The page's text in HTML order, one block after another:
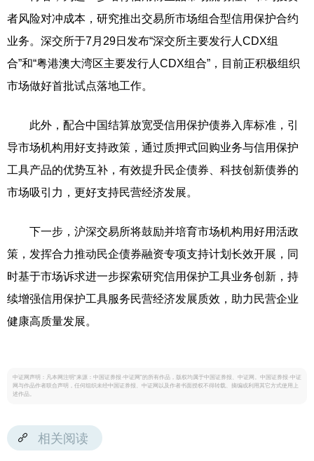
者风险对冲成本，研究推出交易所市场组合型信用保护合约
业务。深交所于7月29日发布“深交所主要发行人CDX组
合”和“粤港澳大湾区主要发行人CDX组合”，目前正积极组织
市场做好首批试点落地工作。
此外，配合中国结算放宽受信用保护债券入库标准，引
导市场机构用好支持政策，通过质押式回购业务与信用保护
工具产品的优势互补，有效提升民企债券、科技创新债券的
市场吸引力，更好支持民营经济发展。
下一步，沪深交易所将鼓励并培育市场机构用好用活政
策，发挥合力推动民企债券融资专项支持计划长效开展，同
时基于市场诉求进一步探索研究信用保护工具业务创新，持
续增强信用保护工具服务民营经济发展质效，助力民营企业
健康高质量发展。
中证网声明：凡本网注明“来源：中国证券报·中证网”的所有作品，版权均属于中国证券报、中证网。中国证券报·中证
网与作品作者联合声明，任何组织未经中国证券报、中证网以及作者书面授权不得转载、摘编或利用其它方式使用上
述作品。
相关阅读